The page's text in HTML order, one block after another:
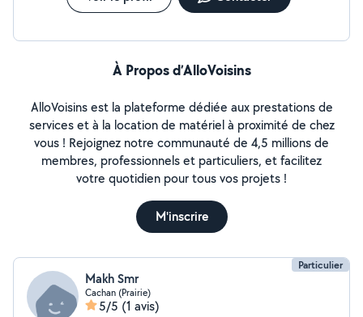
À Propos d’AlloVoisins
AlloVoisins est la plateforme dédiée aux prestations de
services et à la location de matériel à proximité de chez
vous ! Rejoignez notre communauté de 4,5 millions de
membres, professionnels et particuliers, et facilitez
votre quotidien pour tous vos projets !
M'inscrire
Particulier
Makh Smr
Cachan (Prairie)
5/5 (1 avis)